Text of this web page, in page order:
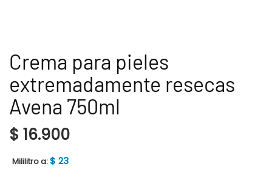
Crema para pieles
extremadamente resecas
Avena 750ml
$ 16.900
Mililitro a:$ 23